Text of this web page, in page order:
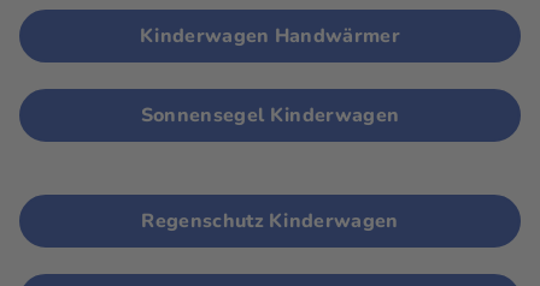
Kinderwagen Handwärmer
Sonnensegel Kinderwagen
Regenschutz Kinderwagen